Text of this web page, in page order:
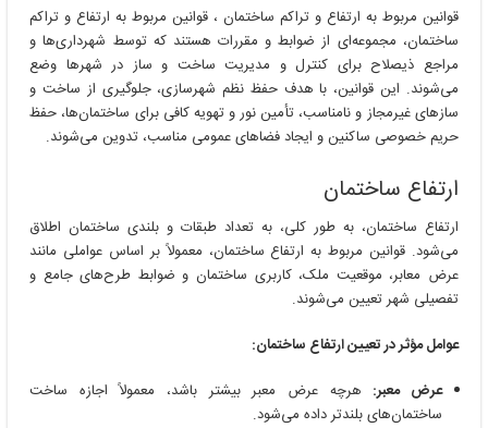
قوانین مربوط به ارتفاع و تراکم ساختمان ، قوانین مربوط به ارتفاع و تراکم
ساختمان، مجموعه‌ای از ضوابط و مقررات هستند که توسط شهرداری‌ها و
مراجع ذیصلاح برای کنترل و مدیریت ساخت و ساز در شهرها وضع
می‌شوند. این قوانین، با هدف حفظ نظم شهرسازی، جلوگیری از ساخت و
سازهای غیرمجاز و نامناسب، تأمین نور و تهویه کافی برای ساختمان‌ها، حفظ
حریم خصوصی ساکنین و ایجاد فضاهای عمومی مناسب، تدوین می‌شوند.
ارتفاع ساختمان
ارتفاع ساختمان، به طور کلی، به تعداد طبقات و بلندی ساختمان اطلاق
می‌شود. قوانین مربوط به ارتفاع ساختمان، معمولاً بر اساس عواملی مانند
عرض معابر، موقعیت ملک، کاربری ساختمان و ضوابط طرح‌های جامع و
تفصیلی شهر تعیین می‌شوند.
عوامل مؤثر در تعیین ارتفاع ساختمان:
عرض معبر: هرچه عرض معبر بیشتر باشد، معمولاً اجازه ساخت
ساختمان‌های بلندتر داده می‌شود.